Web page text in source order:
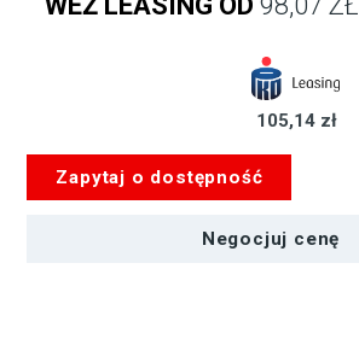
Pro
HDMI
105,14 zł
Zapytaj o dostępność
Negocjuj cenę